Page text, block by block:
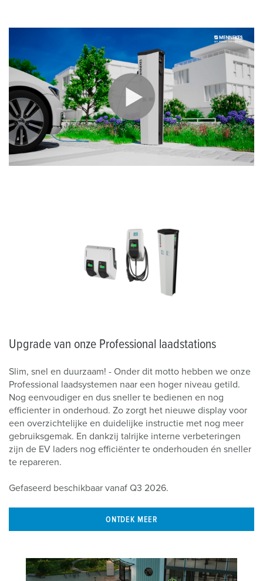
Upgrade van onze Professional laadstations
Slim, snel en duurzaam! - Onder dit motto hebben we onze
Professional laadsystemen naar een hoger niveau getild.
Nog eenvoudiger en dus sneller te bedienen en nog
efficienter in onderhoud. Zo zorgt het nieuwe display voor
een overzichtelijke en duidelijke instructie met nog meer
gebruiksgemak. En dankzij talrijke interne verbeteringen
zijn de EV laders nog efficiënter te onderhouden én sneller
te repareren.
Gefaseerd beschikbaar vanaf Q3 2026.
ONTDEK MEER